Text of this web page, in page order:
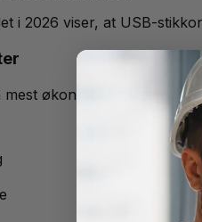
i 2026 viser, at USB-
økonomiske løsning